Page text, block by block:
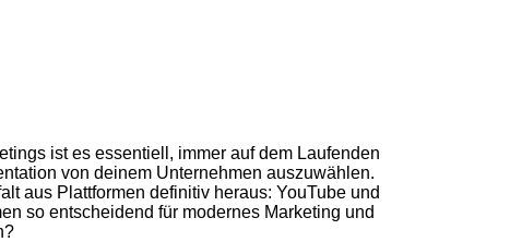
ist es essentiell, immer auf dem Laufenden
von deinem Unternehmen auszuwählen.
aus Plattformen definitiv heraus: YouTube und
so entscheidend für modernes Marketing und